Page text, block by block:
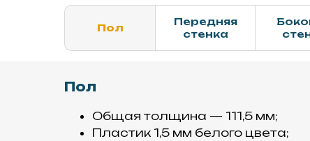
Пол
Передняя
стенка
Пол
Общая толщина — 111,5 мм;
Пластик 1,5 мм белого цвета;